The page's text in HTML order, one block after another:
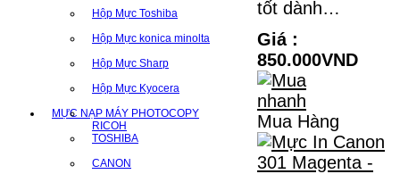
Hộp Mực Toshiba
Hộp Mực konica minolta
Hộp Mực Sharp
Hộp Mực Kyocera
MỰC NẠP MÁY PHOTOCOPY
RICOH
TOSHIBA
CANON
tốt dành…
Giá :
850.000VND
Mua Hàng